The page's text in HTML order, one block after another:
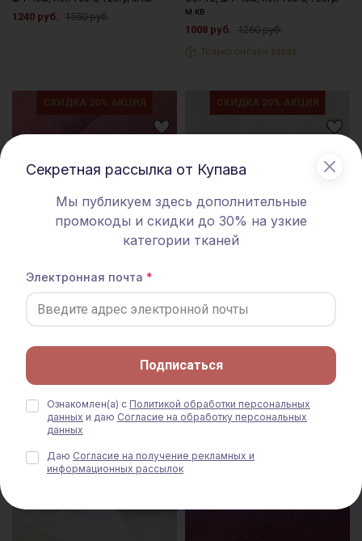
1240 руб. 1550 руб.
м.кв
1008 руб. 1260 руб.
Только онлайн-заказ
лен-100%, 125гр/м.кв
Только онлайн-заказ
Секретная рассылка от Купава
Мы публикуем здесь дополнительные
промокоды и скидки до 30% на узкие
категории тканей
Электронная почта
Подписаться
Ознакомлен(а) с Политикой обработки персональных
данных и даю Согласие на обработку персональных
данных
Даю Согласие на получение рекламных и
информационных рассылок